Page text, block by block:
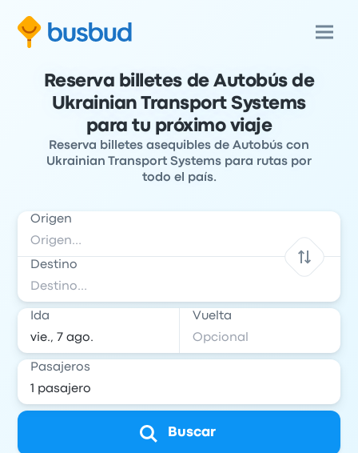
Reserva billetes de Autobús de
Ukrainian Transport Systems
para tu próximo viaje
Reserva billetes asequibles de Autobús con
Ukrainian Transport Systems para rutas por
todo el país.
Origen
Destino
Ida Vuelta
Pasajeros
Buscar